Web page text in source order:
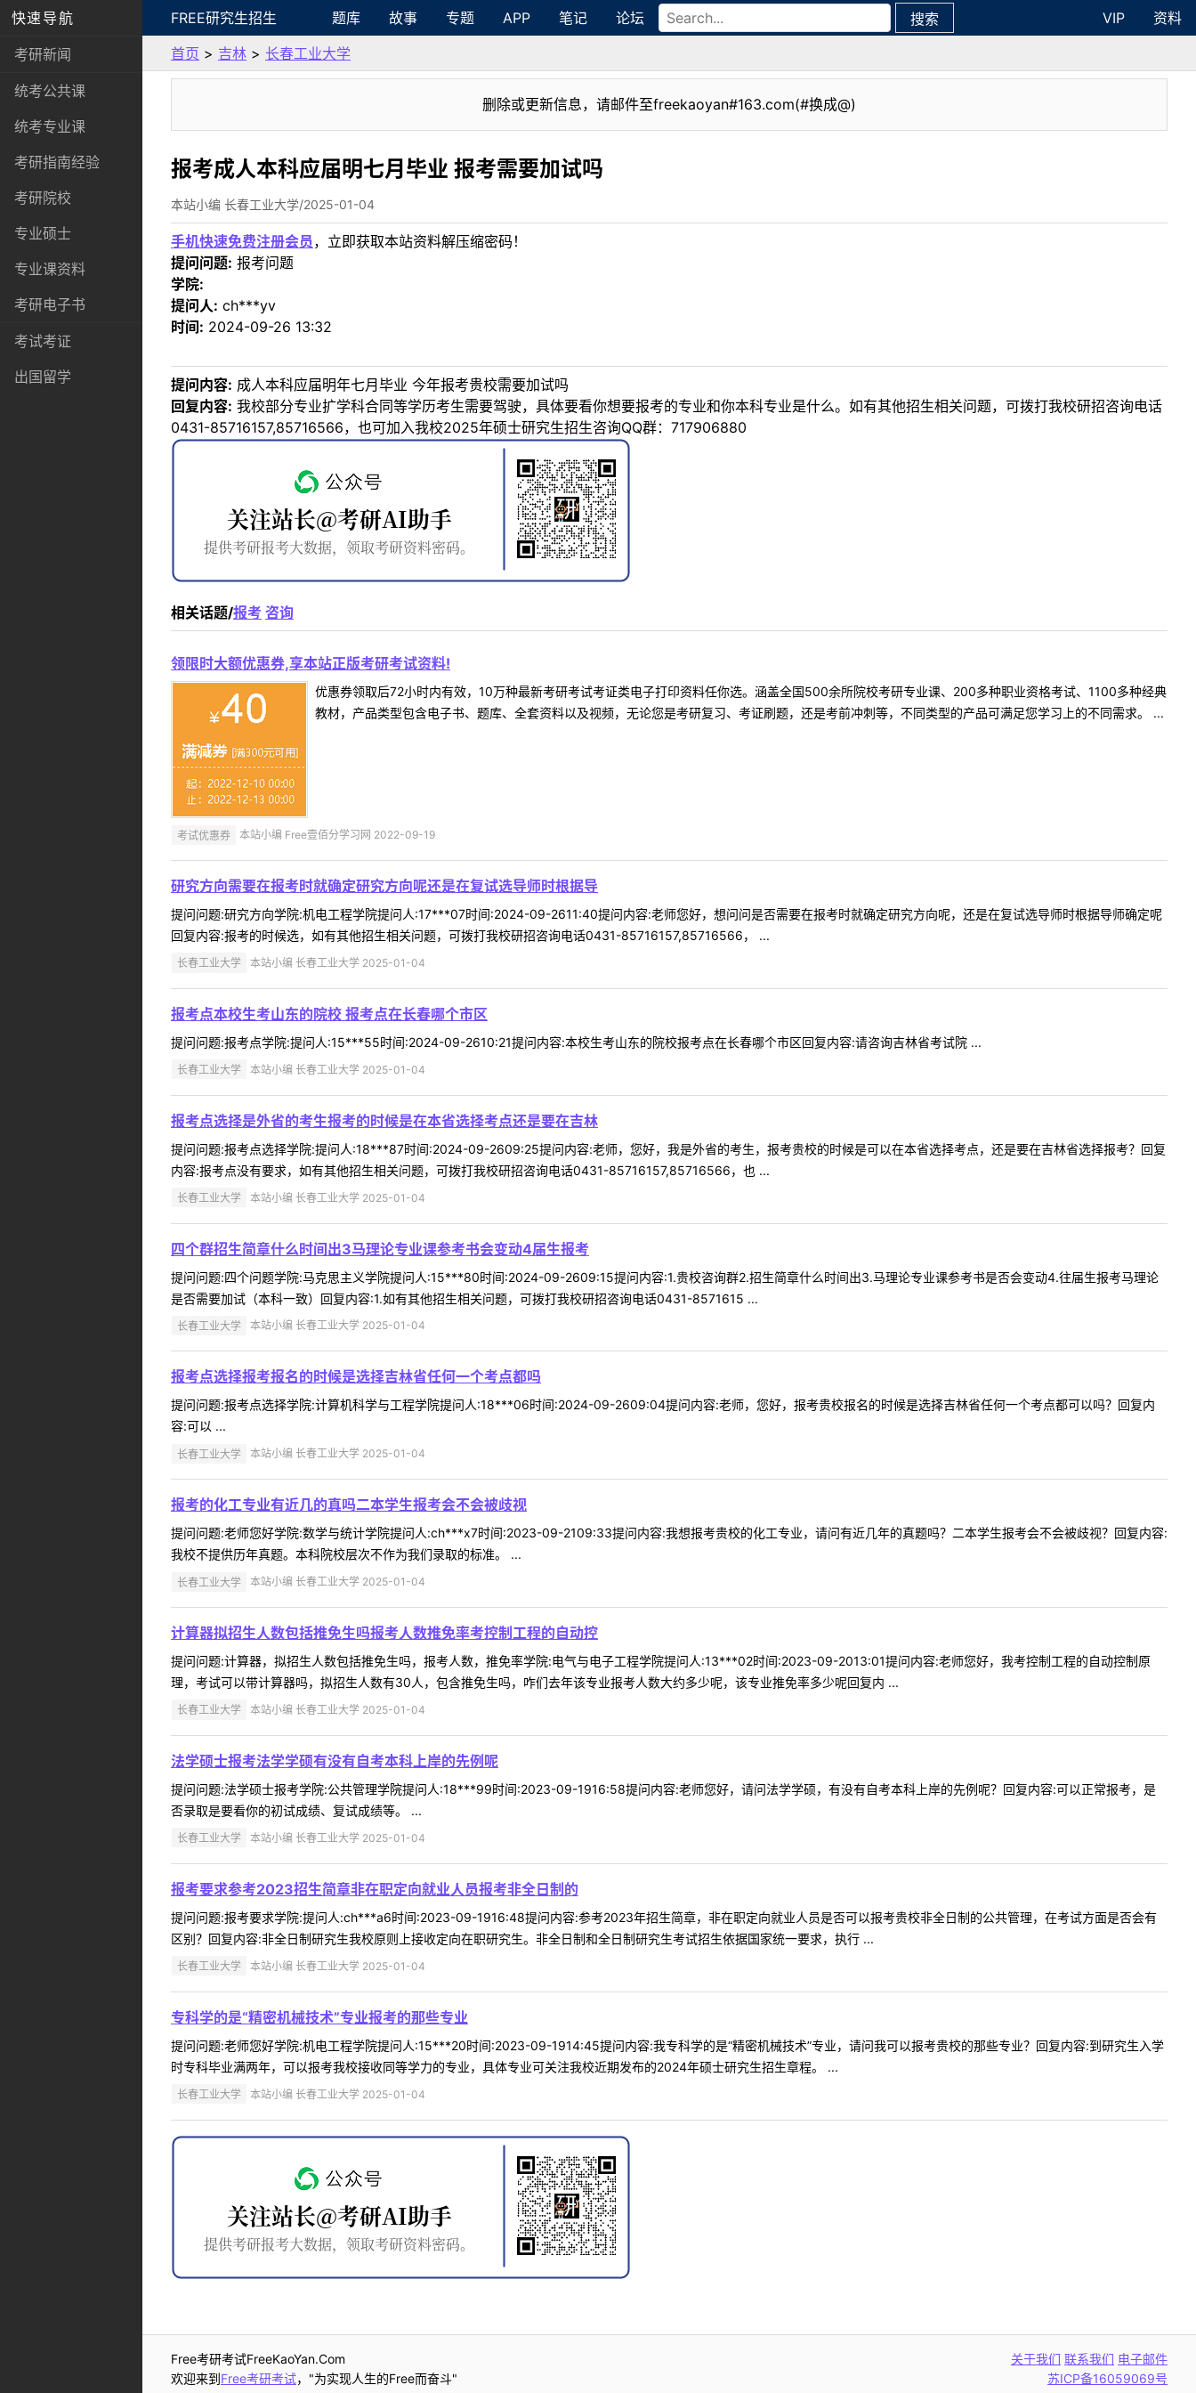
快速导航
考研新闻
统考公共课
统考专业课
考研指南经验
考研院校
专业硕士
专业课资料
考研电子书
考试考证
出国留学
FREE研究生招生 题库 故事 专题 APP 笔记 论坛 搜索 VIP
资料
首页 > 吉林 > 长春工业大学
删除或更新信息，请邮件至freekaoyan#163.com(#换成@)
报考成人本科应届明七月毕业 报考需要加试吗
本站小编 长春工业大学/2025-01-04
手机快速免费注册会员 ，立即获取本站资料解压缩密码！
提问问题: 报考问题
学院:
提问人: ch***yv
时间: 2024-09-26 13:32
提问内容: 成人本科应届明年七月毕业 今年报考贵校需要加试吗
回复内容: 我校部分专业扩学科合同等学历考生需要驾驶，具体要看你想要报考的专业和你本科专业是什么。如有其他招生相关问题，可拨打我校研招咨询电话
0431-85716157,85716566，也可加入我校2025年硕士研究生招生咨询QQ群：717906880
相关话题/报考 咨询
领限时大额优惠券,享本站正版考研考试资料!
优惠券领取后72小时内有效，10万种最新考研考试考证类电子打印资料任你选。涵盖全国500余所院校考研专业课、200多种职业资格考试、1100多种经典
教材，产品类型包含电子书、题库、全套资料以及视频，无论您是考研复习、考证刷题，还是考前冲刺等，不同类型的产品可满足您学习上的不同需求。 ...
考试优惠券 本站小编 Free壹佰分学习网 2022-09-19
研究方向需要在报考时就确定研究方向呢还是在复试选导师时根据导
提问问题:研究方向学院:机电工程学院提问人:17***07时间:2024-09-2611:40提问内容:老师您好，想问问是否需要在报考时就确定研究方向呢，还是在复试选导师时根据导师确定呢
回复内容:报考的时候选，如有其他招生相关问题，可拨打我校研招咨询电话0431-85716157,85716566， ...
长春工业大学 本站小编 长春工业大学 2025-01-04
报考点本校生考山东的院校 报考点在长春哪个市区
提问问题:报考点学院:提问人:15***55时间:2024-09-2610:21提问内容:本校生考山东的院校报考点在长春哪个市区回复内容:请咨询吉林省考试院 ...
长春工业大学 本站小编 长春工业大学 2025-01-04
报考点选择是外省的考生报考的时候是在本省选择考点还是要在吉林
提问问题:报考点选择学院:提问人:18***87时间:2024-09-2609:25提问内容:老师，您好，我是外省的考生，报考贵校的时候是可以在本省选择考点，还是要在吉林省选择报考？回复
内容:报考点没有要求，如有其他招生相关问题，可拨打我校研招咨询电话0431-85716157,85716566，也 ...
长春工业大学 本站小编 长春工业大学 2025-01-04
四个群招生简章什么时间出3马理论专业课参考书会变动4届生报考
提问问题:四个问题学院:马克思主义学院提问人:15***80时间:2024-09-2609:15提问内容:1.贵校咨询群2.招生简章什么时间出3.马理论专业课参考书是否会变动4.往届生报考马理论
是否需要加试（本科一致）回复内容:1.如有其他招生相关问题，可拨打我校研招咨询电话0431-8571615 ...
长春工业大学 本站小编 长春工业大学 2025-01-04
报考点选择报考报名的时候是选择吉林省任何一个考点都吗
提问问题:报考点选择学院:计算机科学与工程学院提问人:18***06时间:2024-09-2609:04提问内容:老师，您好，报考贵校报名的时候是选择吉林省任何一个考点都可以吗？回复内
容:可以 ...
长春工业大学 本站小编 长春工业大学 2025-01-04
报考的化工专业有近几的真吗二本学生报考会不会被歧视
提问问题:老师您好学院:数学与统计学院提问人:ch***x7时间:2023-09-2109:33提问内容:我想报考贵校的化工专业，请问有近几年的真题吗？二本学生报考会不会被歧视？回复内容:
我校不提供历年真题。本科院校层次不作为我们录取的标准。 ...
长春工业大学 本站小编 长春工业大学 2025-01-04
计算器拟招生人数包括推免生吗报考人数推免率考控制工程的自动控
提问问题:计算器，拟招生人数包括推免生吗，报考人数，推免率学院:电气与电子工程学院提问人:13***02时间:2023-09-2013:01提问内容:老师您好，我考控制工程的自动控制原
理，考试可以带计算器吗，拟招生人数有30人，包含推免生吗，咋们去年该专业报考人数大约多少呢，该专业推免率多少呢回复内 ...
长春工业大学 本站小编 长春工业大学 2025-01-04
法学硕士报考法学学硕有没有自考本科上岸的先例呢
提问问题:法学硕士报考学院:公共管理学院提问人:18***99时间:2023-09-1916:58提问内容:老师您好，请问法学学硕，有没有自考本科上岸的先例呢？回复内容:可以正常报考，是
否录取是要看你的初试成绩、复试成绩等。 ...
长春工业大学 本站小编 长春工业大学 2025-01-04
报考要求参考2023招生简章非在职定向就业人员报考非全日制的
提问问题:报考要求学院:提问人:ch***a6时间:2023-09-1916:48提问内容:参考2023年招生简章，非在职定向就业人员是否可以报考贵校非全日制的公共管理，在考试方面是否会有
区别？回复内容:非全日制研究生我校原则上接收定向在职研究生。非全日制和全日制研究生考试招生依据国家统一要求，执行 ...
长春工业大学 本站小编 长春工业大学 2025-01-04
专科学的是“精密机械技术”专业报考的那些专业
提问问题:老师您好学院:机电工程学院提问人:15***20时间:2023-09-1914:45提问内容:我专科学的是“精密机械技术”专业，请问我可以报考贵校的那些专业？回复内容:到研究生入学
时专科毕业满两年，可以报考我校接收同等学力的专业，具体专业可关注我校近期发布的2024年硕士研究生招生章程。 ...
长春工业大学 本站小编 长春工业大学 2025-01-04
Free考研考试FreeKaoYan.Com
欢迎来到Free考研考试，"为实现人生的Free而奋斗"
关于我们 联系我们 电子邮件
苏ICP备16059069号